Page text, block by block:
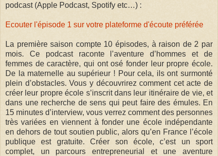
podcast (Apple Podcast, Spotify etc…) :
Ecouter l'épisode 1 sur votre plateforme d'écoute préférée
La première saison compte 10 épisodes, à raison de 2 par
mois. Ce podcast raconte l’aventure d’hommes et de
femmes de caractère, qui ont osé fonder leur propre école.
De la maternelle au supérieur ! Pour cela, ils ont surmonté
plein d’obstacles. Vous y découvrirez comment cet acte de
créer leur propre école s’inscrit dans leur itinéraire de vie, et
dans une recherche de sens qui peut faire des émules. En
15 minutes d’interview, vous verrez comment des personnes
très variées en viennent à fonder une école indépendante
en dehors de tout soutien public, alors qu’en France l’école
publique est gratuite. Créer son école, c’est un sport
complet, un parcours entrepreneurial et une aventure